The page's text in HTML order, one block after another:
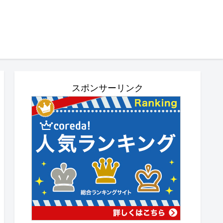
スポンサーリンク